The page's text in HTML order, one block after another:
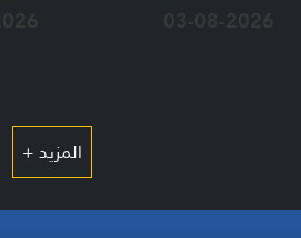
03-08-2026
المزيد +